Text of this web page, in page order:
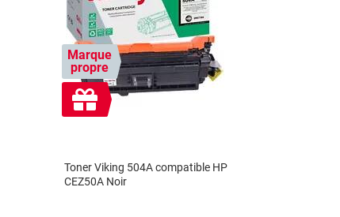
Marque
propre
Cadeau
gratuit
Toner Viking 504A compatible HP
CEZ50A Noir